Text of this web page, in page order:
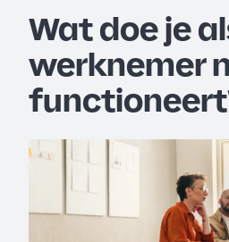
Wat doe je
werknemer